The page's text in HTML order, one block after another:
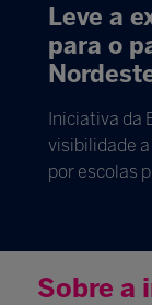
Leve a
para o
Iniciativa da
visibilidade
por escolas
Sobre a